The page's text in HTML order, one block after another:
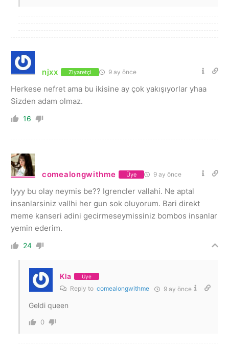
njxx Ziyaretçi 9 ay önce
Herkese nefret ama bu ikisine ay çok yakışıyorlar yhaa
Sizden adam olmaz.
16
comealongwithme Üye 9 ay önce
Iyyy bu olay neymis be?? Igrencler vallahi. Ne aptal
insanlarsiniz vallhi her gun sok oluyorum. Bari direkt
meme kanseri adini gecirmeseymissiniz bombos insanlar
yemin ederim.
24
Kla Üye
Reply to comealongwithme 9 ay önce
Geldi queen
0